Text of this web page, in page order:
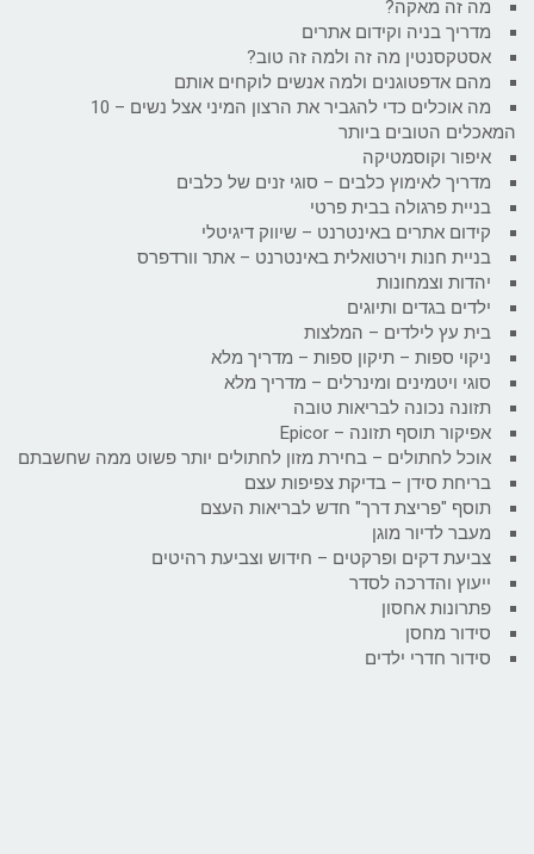
מה זה מאקה?
מדריך בניה וקידום אתרים
אסטקסנטין מה זה ולמה זה טוב?
מהם אדפטוגנים ולמה אנשים לוקחים אותם
מה אוכלים כדי להגביר את הרצון המיני אצל נשים – 10
המאכלים הטובים ביותר
איפור וקוסמטיקה
מדריך לאימוץ כלבים – סוגי זנים של כלבים
בניית פרגולה בבית פרטי
קידום אתרים באינטרנט – שיווק דיגיטלי
בניית חנות וירטואלית באינטרנט – אתר וורדפרס
יהדות וצמחונות
ילדים בגדים ותיוגים
בית עץ לילדים – המלצות
ניקוי ספות – תיקון ספות – מדריך מלא
סוגי ויטמינים ומינרלים – מדריך מלא
תזונה נכונה לבריאות טובה
אפיקור תוסף תזונה – Epicor
אוכל לחתולים – בחירת מזון לחתולים יותר פשוט ממה שחשבתם
בריחת סידן – בדיקת צפיפות עצם
תוסף "פריצת דרך" חדש לבריאות העצם
מעבר לדיור מוגן
צביעת דקים ופרקטים – חידוש וצביעת רהיטים
ייעוץ והדרכה לסדר
פתרונות אחסון
סידור מחסן
סידור חדרי ילדים